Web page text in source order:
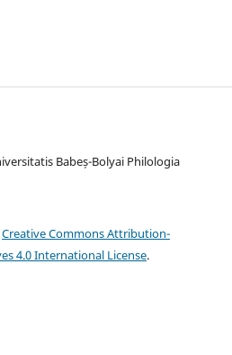
Babeș-Bolyai Philologia
Creative Commons Attribution-
4.0 International License.